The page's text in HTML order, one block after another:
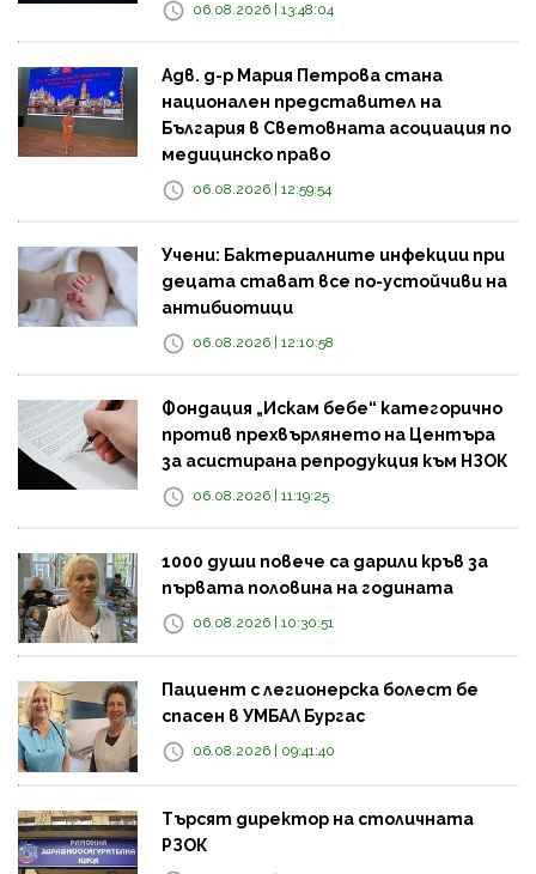
06.08.2026 | 13:48:04
Адв. д-р Мария Петрова стана
национален представител на
България в Световната асоциация по
медицинско право
06.08.2026 | 12:59:54
Учени: Бактериалните инфекции при
децата стават все по-устойчиви на
антибиотици
06.08.2026 | 12:10:58
Фондация „Искам бебе“ категорично
против прехвърлянето на Центъра
за асистирана репродукция към НЗОК
06.08.2026 | 11:19:25
1000 души повече са дарили кръв за
първата половина на годината
06.08.2026 | 10:30:51
Пациент с легионерска болест бе
спасен в УМБАЛ Бургас
06.08.2026 | 09:41:40
Търсят директор на столичната
РЗОК